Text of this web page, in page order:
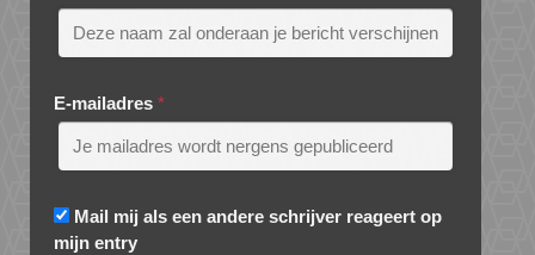
E-mailadres *
Mail mij als een andere schrijver reageert op
mijn entry